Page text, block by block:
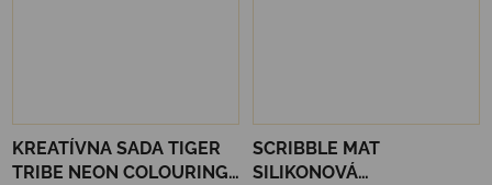
KREATÍVNA SADA TIGER
TRIBE NEON COLOURING
SCRIBBLE MAT
SILIKONOVÁ